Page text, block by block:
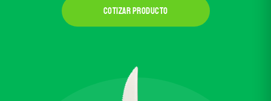
Cotizar producto